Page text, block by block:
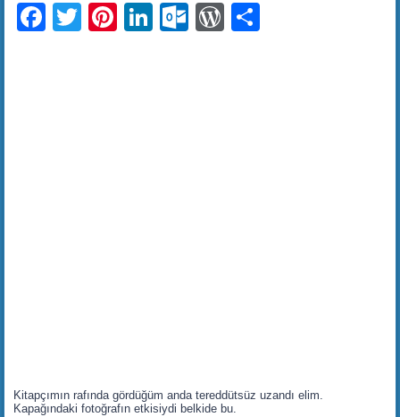
Facebook
TwitterPinterest
LinkedIn
Outlook.com
WordPress
Kitapçımın rafında gördüğüm anda tereddütsüz uzandı elim.
Kapağındaki fotoğrafın etkisiydi belkide bu.